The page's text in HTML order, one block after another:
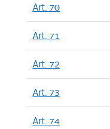
Art. 70
Art. 71
Art. 72
Art. 73
Art. 74